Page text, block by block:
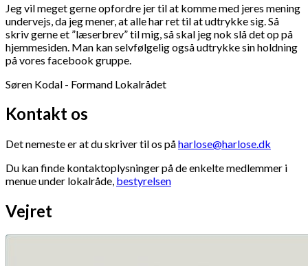
Jeg vil meget gerne opfordre jer til at komme med jeres mening
undervejs, da jeg mener, at alle har ret til at udtrykke sig. Så
skriv gerne et ”læserbrev” til mig, så skal jeg nok slå det op på
hjemmesiden. Man kan selvfølgelig også udtrykke sin holdning
på vores facebook gruppe.
Søren Kodal - Formand Lokalrådet
Kontakt os
Det nemeste er at du skriver til os påharlose@harlose.dk
Du kan finde kontaktoplysninger på de enkelte medlemmer i
menue under lokalråde, bestyrelsen
Vejret